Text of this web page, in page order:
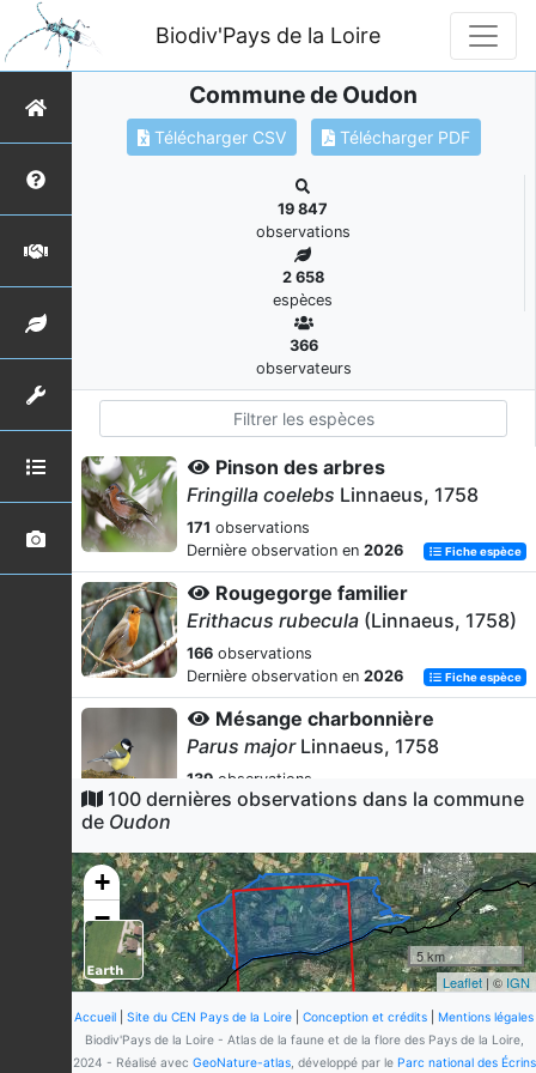
Biodiv'Pays de la Loire
Commune de Oudon
Télécharger CSV Télécharger PDF
19 847
observations
2 658
espèces
366
observateurs
Pinson des arbres
Fringilla coelebs Linnaeus, 1758
171 observations
Dernière observation en 2026 Fiche espèce
Rougegorge familier
Erithacus rubecula (Linnaeus, 1758)
166 observations
Dernière observation en 2026 Fiche espèce
Mésange charbonnière
Parus majorLinnaeus, 1758
139 observations
Dernière observation en2026 Fiche espèce
Turdus merulaLinnaeus, 1758
138observations
Dernière observation en2026 Fiche espèce
Mésange bleue
Cyanistes caeruleus(Linnaeus,
1758)
131
observations
100 dernières observations dans la commune
de Oudon
+
−
5 km
Leaflet | © IGN
Accueil Site du CEN Pays de la Loire Conception et crédits
Mentions légales
Biodiv'Pays de la Loire - Atlas de la faune et de la flore des Pays de la Loire,
2024 - Réalisé avec GeoNature-atlas, développé par le Parc national des Écrins